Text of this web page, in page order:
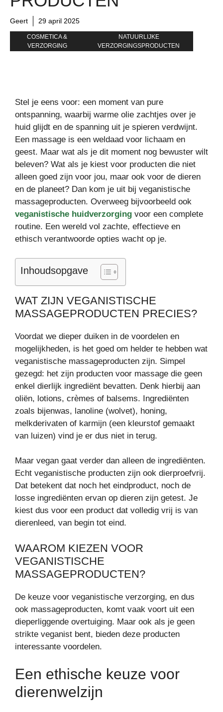
Geert 29 april 2025
COSMETICA &
VERZORGING
NATUURLIJKE
VERZORGINGSPRODUCTEN
Stel je eens voor: een moment van pure
ontspanning, waarbij warme olie zachtjes over je
huid glijdt en de spanning uit je spieren verdwijnt.
Een massage is een weldaad voor lichaam en
geest. Maar wat als je dit moment nog bewuster wilt
beleven? Wat als je kiest voor producten die niet
alleen goed zijn voor jou, maar ook voor de dieren
en de planeet? Dan kom je uit bij veganistische
massageproducten. Overweeg bijvoorbeeld ook
veganistische huidverzorging voor een complete
routine. Een wereld vol zachte, effectieve en
ethisch verantwoorde opties wacht op je.
Inhoudsopgave
WAT ZIJN VEGANISTISCHE
MASSAGEPRODUCTEN PRECIES?
Voordat we dieper duiken in de voordelen en
mogelijkheden, is het goed om helder te hebben wat
veganistische massageproducten zijn. Simpel
gezegd: het zijn producten voor massage die geen
enkel dierlijk ingrediënt bevatten. Denk hierbij aan
oliën, lotions, crèmes of balsems. Ingrediënten
zoals bijenwas, lanoline (wolvet), honing,
melkderivaten of karmijn (een kleurstof gemaakt
van luizen) vind je er dus niet in terug.
Maar vegan gaat verder dan alleen de ingrediënten.
Echt veganistische producten zijn ook dierproefvrij.
Dat betekent dat noch het eindproduct, noch de
losse ingrediënten ervan op dieren zijn getest. Je
kiest dus voor een product dat volledig vrij is van
dierenleed, van begin tot eind.
WAAROM KIEZEN VOOR
VEGANISTISCHE
MASSAGEPRODUCTEN?
De keuze voor veganistische verzorging, en dus
ook massageproducten, komt vaak voort uit een
dieperliggende overtuiging. Maar ook als je geen
strikte veganist bent, bieden deze producten
interessante voordelen.
Een ethische keuze voor
dierenwelzijn